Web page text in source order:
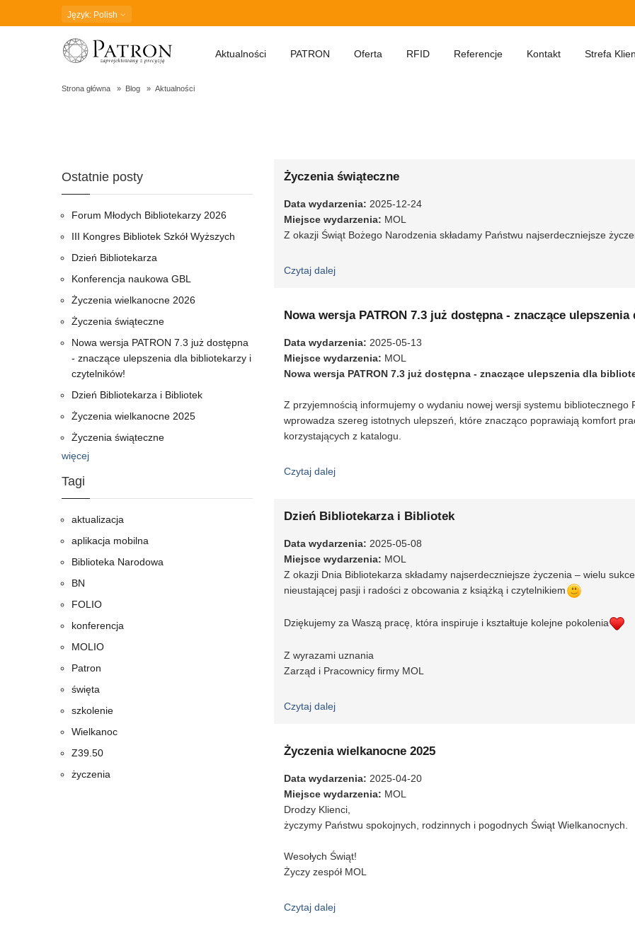
Język: Polish
Aktualności PATRON Oferta RFID Referencje Kontakt Strefa
Strona główna Blog Aktualności
Życzenia świąteczne
Data wydarzenia: 2025-12-24
Miejsce wydarzenia: MOL
Z okazji Świąt Bożego Narodzenia składamy Państwu najserdeczniejsze
Czytaj dalej
Nowa wersja PATRON 7.3 już dostępna - znaczące
Data wydarzenia: 2025-05-13
Miejsce wydarzenia: MOL
Nowa wersja PATRON 7.3 już dostępna - znaczące ulepszenia dla
Z przyjemnością informujemy o wydaniu nowej wersji systemu bibliotecznego
wprowadza szereg istotnych ulepszeń, które znacząco poprawiają komfort
korzystających z katalogu.
Czytaj dalej
Dzień Bibliotekarza i Bibliotek
Data wydarzenia: 2025-05-08
Miejsce wydarzenia: MOL
Z okazji Dnia Bibliotekarza składamy najserdeczniejsze życzenia – wielu
nieustającej pasji i radości z obcowania z książką i czytelnikiem
Dziękujemy za Waszą pracę, która inspiruje i kształtuje kolejne pokolenia
Z wyrazami uznania
Zarząd i Pracownicy firmy MOL
Czytaj dalej
Życzenia wielkanocne 2025
Data wydarzenia: 2025-04-20
Miejsce wydarzenia: MOL
Drodzy Klienci,
życzymy Państwu spokojnych, rodzinnych i pogodnych Świąt Wielkanocnych.
Wesołych Świąt!
Życzy zespół MOL
Czytaj dalej
Ostatnie posty
Forum Młodych Bibliotekarzy 2026
III Kongres Bibliotek Szkół Wyższych
Dzień Bibliotekarza
Konferencja naukowa GBL
Życzenia wielkanocne 2026
Życzenia świąteczne
Nowa wersja PATRON 7.3 już dostępna
- znaczące ulepszenia dla bibliotekarzy i
czytelników!
Dzień Bibliotekarza i Bibliotek
Życzenia wielkanocne 2025
Życzenia świąteczne
więcej
Tagi
aktualizacja
aplikacja mobilna
Biblioteka Narodowa
BN
FOLIO
konferencja
MOLIO
Patron
święta
szkolenie
Wielkanoc
Z39.50
życzenia